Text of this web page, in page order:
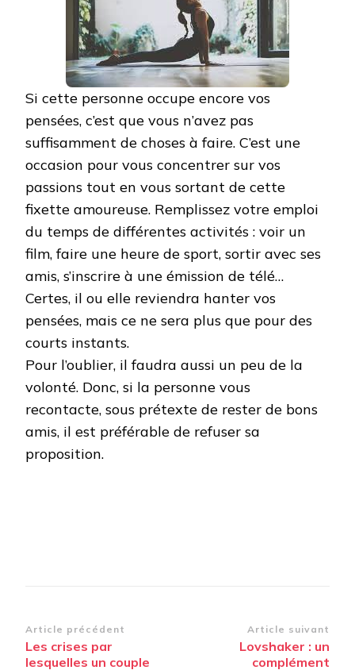
Si cette personne occupe encore vos
pensées, c’est que vous n’avez pas
suffisamment de choses à faire. C’est une
occasion pour vous concentrer sur vos
passions tout en vous sortant de cette
fixette amoureuse. Remplissez votre emploi
du temps de différentes activités : voir un
film, faire une heure de sport, sortir avec ses
amis, s’inscrire à une émission de télé…
Certes, il ou elle reviendra hanter vos
pensées, mais ce ne sera plus que pour des
courts instants.
Pour l’oublier, il faudra aussi un peu de la
volonté. Donc, si la personne vous
recontacte, sous prétexte de rester de bons
amis, il est préférable de refuser sa
proposition.
Navigation
d’article
Article précédent
Les crises par
lesquelles un couple
Article suivant
Lovshaker : un
complément